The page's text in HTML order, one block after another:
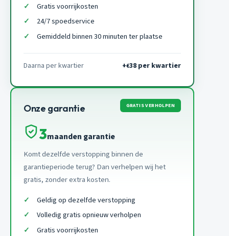
Gratis voorrijkosten
24/7 spoedservice
Gemiddeld binnen 30 minuten ter plaatse
Daarna per kwartier +€38 per kwartier
Onze garantie GRATIS VERHOLPEN
3maanden garantie
Komt dezelfde verstopping binnen de
garantieperiode terug? Dan verhelpen wij het
gratis, zonder extra kosten.
Geldig op dezelfde verstopping
Volledig gratis opnieuw verholpen
Gratis voorrijkosten